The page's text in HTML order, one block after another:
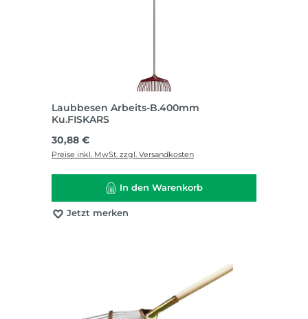
Laubbesen Arbeits-B.400mm
Ku.FISKARS
Regulärer Preis:
30,88 €
Preise inkl. MwSt. zzgl. Versandkosten
In den Warenkorb
Jetzt merken